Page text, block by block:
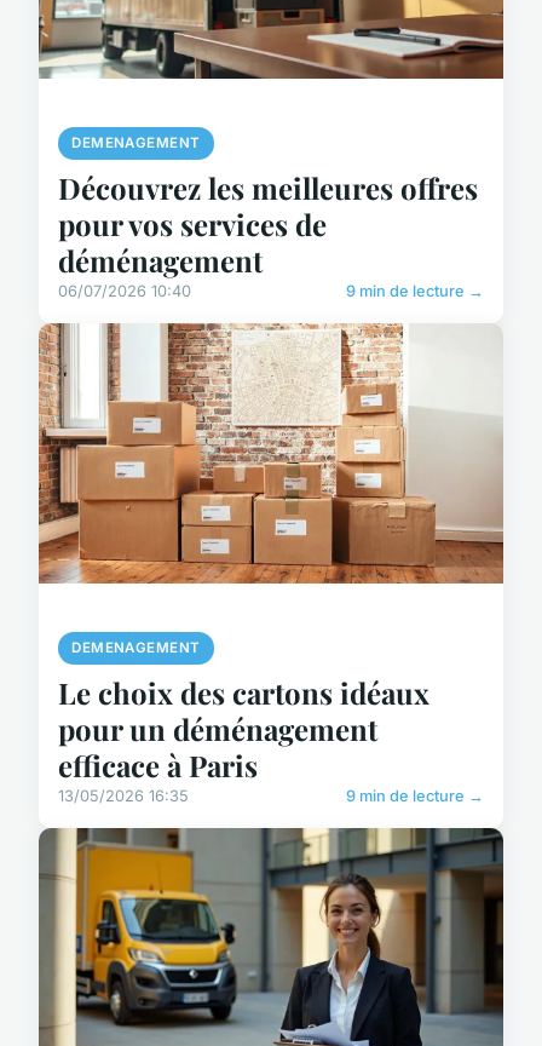
DEMENAGEMENT
Découvrez les meilleures offres
pour vos services de
déménagement
06/07/2026 10:40 9 min de lecture →
DEMENAGEMENT
Le choix des cartons idéaux
pour un déménagement
efficace à Paris
13/05/2026 16:35 9 min de lecture →